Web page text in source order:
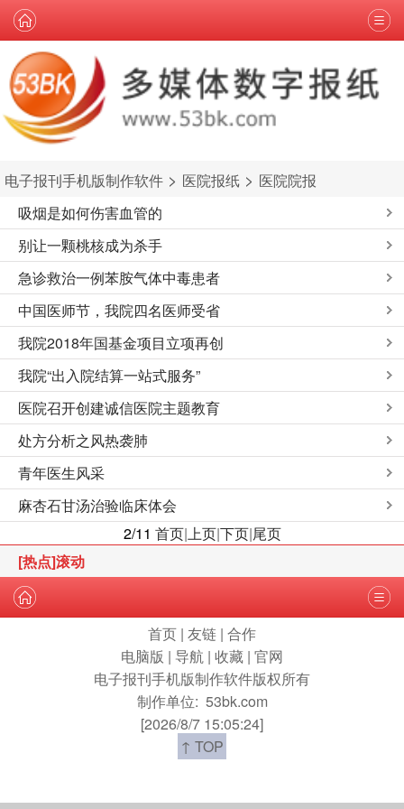
电子报刊手机版制作软件 > 医院报纸 > 医院院报
吸烟是如何伤害血管的
别让一颗桃核成为杀手
急诊救治一例苯胺气体中毒患者
中国医师节，我院四名医师受省
我院2018年国基金项目立项再创
我院“出入院结算一站式服务”
医院召开创建诚信医院主题教育
处方分析之风热袭肺
青年医生风采
麻杏石甘汤治验临床体会
2/11 首页|上页|下页|尾页
[热点]滚动
首页 | 友链 | 合作
电脑版 | 导航 | 收藏 | 官网
电子报刊手机版制作软件版权所有
制作单位: 53bk.com
[2026/8/7 15:05:24]
↑ TOP